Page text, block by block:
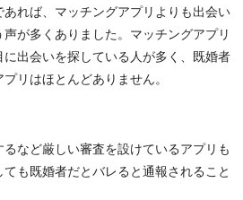
れば、マッチングアプリよりも出会い
が多くありました。マッチングアプリ
出会いを探している人が多く、既婚者
リはほとんどありません。
など厳しい審査を設けているアプリも
も既婚者だとバレると通報されること